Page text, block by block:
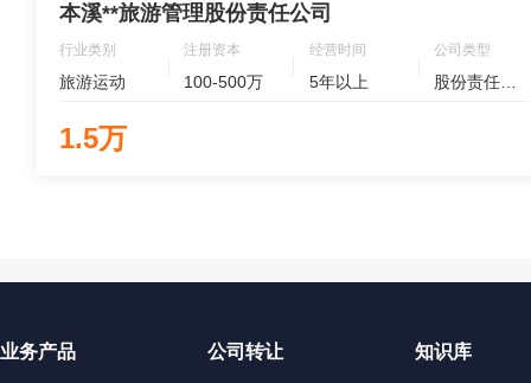
本溪**旅游管理股份责任公司
行业类别
旅游运动
注册资本
100-500万
经营时间
5年以上
公司类型
股份责任公司
1.5万
业务产品 公司转让 知识库